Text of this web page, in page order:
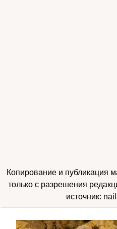
Копирование и публикация
только с разрешения
источник: